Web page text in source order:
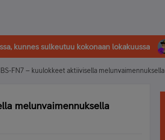
kunnes sulkeutuu kokonaan lokakuussa
FN7 – kuulokkeet aktiivisella melunvaimennuksella
melunvaimennuksella